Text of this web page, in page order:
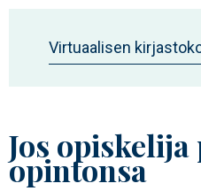
Virtuaalisen
Jos
opintonsa